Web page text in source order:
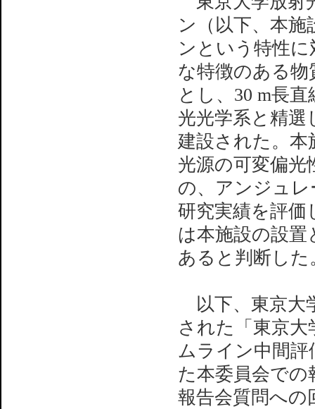
ン（以下、本
ンという特性
な特徴のある物
とし、30 m長
光光学系と精
建設された。
光源の可変偏
の、アンジュ
研究実績を評価
は本施設の設
あると判断した
以下、東京大
された「東京
ムライン中間評
た本委員会で
報告会質問への